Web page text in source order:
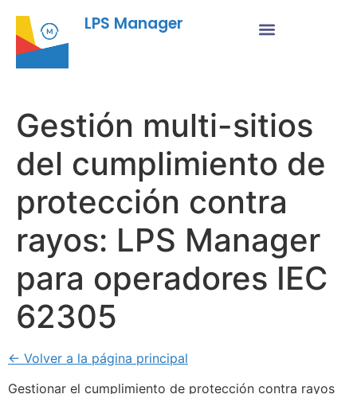
LPS Manager
Gestión multi-sitios
del cumplimiento de
protección contra
rayos: LPS Manager
para operadores IEC
62305
← Volver a la página principal
Gestionar el cumplimiento de protección contra rayos